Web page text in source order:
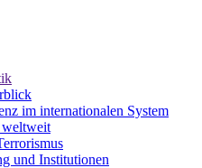
im internationalen System
und Institutionen